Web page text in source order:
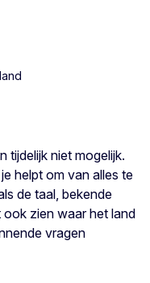
tijdelijk niet mogelijk.
helpt om van alles te
de taal, bekende
zien waar het land
vragen